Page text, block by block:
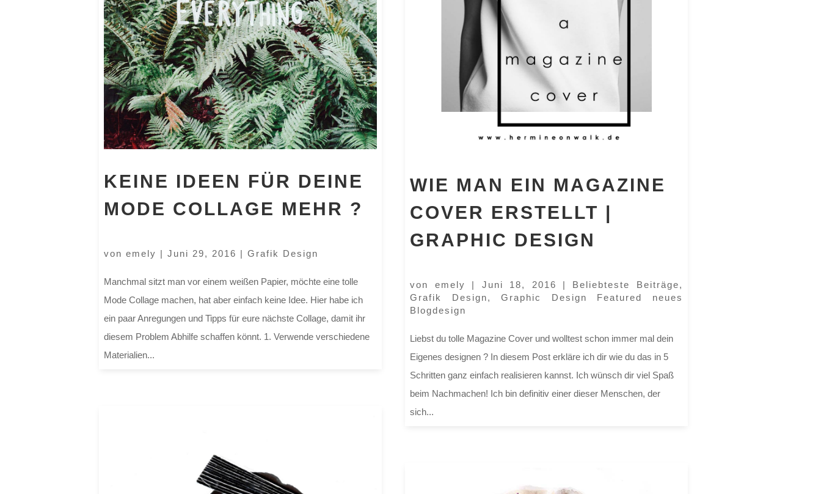
KEINE IDEEN FÜR DEINE
MODE COLLAGE MEHR ?
von emely | Juni 29, 2016 | Grafik Design
Manchmal sitzt man vor einem weißen Papier, möchte eine tolle
Mode Collage machen, hat aber einfach keine Idee. Hier habe ich
ein paar Anregungen und Tipps für eure nächste Collage, damit ihr
diesem Problem Abhilfe schaffen könnt. 1. Verwende verschiedene
Materialien...
WIE MAN EIN MAGAZINE
COVER ERSTELLT |
GRAPHIC DESIGN
von emely | Juni 18, 2016 | Beliebteste Beiträge,
Grafik Design,Graphic Design Featured neues
Blogdesign
Liebst du tolle Magazine Cover und wolltest schon immer mal dein
Eigenes designen ? In diesem Post erkläre ich dir wie du das in 5
Schritten ganz einfach realisieren kannst. Ich wünsch dir viel Spaß
beim Nachmachen! Ich bin definitiv einer dieser Menschen, der
sich...